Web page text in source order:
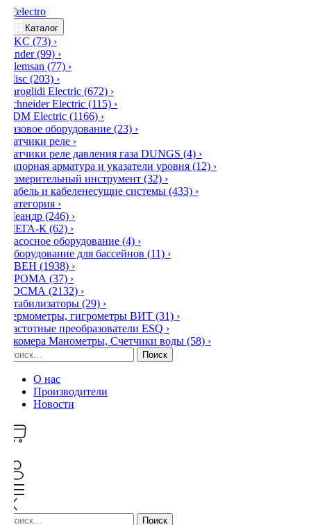
Каталог
DKC (73) ›
Finder(99) ›
Klemsan (77) ›
Misc (203) ›
Saroglidi Electric (672) ›
Schneider Electric (115) ›
TDM Electric (1166) ›
Газовое оборудование (23) ›
Датчики реле ›
Датчики реле давления газа DUNGS (4) ›
Запорная арматура и указатели уровня (12) ›
Измерительный инструмент (32) ›
Кабель и кабеленесущие системы (433) ›
Категория ›
Меандр (246) ›
МЕГА-К (62) ›
Насосное оборудование (4) ›
Оборудование для бассейнов (11) ›
ОВЕН (1938) ›
ПРОМА (37) ›
РОСМА (2132) ›
Стабилизаторы (29) ›
Термометры, гигрометры ВИТ (31) ›
Частотные преобразователи ESQ ›
Экомера Манометры, Счетчики воды (58) ›
Найти:
О нас
Производители
Новости
Найти: